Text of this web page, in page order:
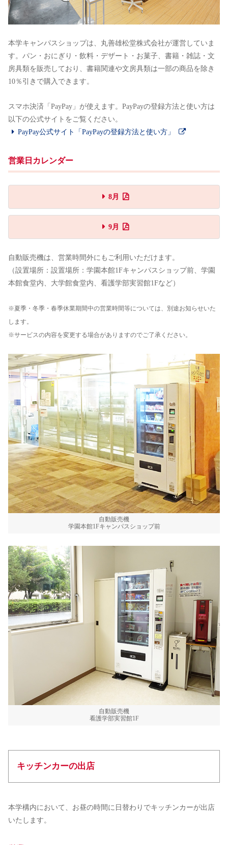
本学キャンパスショップは、丸善雄松堂株式会社が運営していま
す。パン・おにぎり・飲料・デザート・お菓子、書籍・雑誌・文
房具類を販売しており、書籍関連や文房具類は一部の商品を除き
10％引きで購入できます。
スマホ決済「PayPay」が使えます。PayPayの登録方法と使い方は
以下の公式サイトをご覧ください。
PayPay公式サイト「PayPayの登録方法と使い方」
営業日カレンダー
8月
9月
自動販売機は、営業時間外にもご利用いただけます。
（設置場所：設置場所：学園本館1Fキャンパスショップ前、学園
本館食堂内、大学館食堂内、看護学部実習館1Fなど）
※夏季・冬季・春季休業期間中の営業時間等については、別途お知らせいた
します。
※サービスの内容を変更する場合がありますのでご了承ください。
自動販売機
学園本館1Fキャンパスショップ前
自動販売機
看護学部実習館1F
キッチンカーの出店
本学構内において、お昼の時間に日替わりでキッチンカーが出店
いたします。